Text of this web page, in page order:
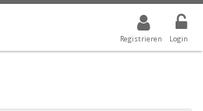
Registrieren Login
WERT IST ALLE